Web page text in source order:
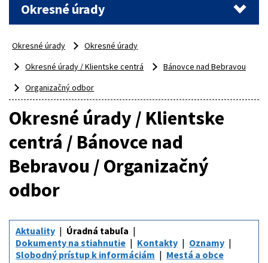
Okresné úrady
Okresné úrady
Okresné úrady
Okresné úrady / Klientske centrá
Bánovce nad Bebravou
Organizačný odbor
Okresné úrady / Klientske
centrá / Bánovce nad
Bebravou / Organizačný
odbor
Aktuality
Úradná tabuľa
Dokumenty na stiahnutie
Kontakty
Oznamy
Slobodný prístup k informáciám
Mestá a obce